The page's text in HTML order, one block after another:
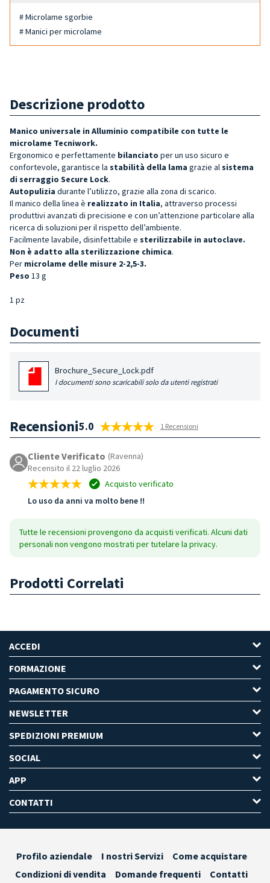
# Microlame sgorbie
# Manici per microlame
Descrizione prodotto
Manico universale in Alluminio compatibile con tutte le
microlame Tecniwork.
Ergonomico e perfettamente bilanciato per un uso sicuro e
confortevole, garantisce la stabilità della lama grazie al sistema
di serraggio Secure Lock.
Autopulizia durante l’utilizzo, grazie alla zona di scarico.
Il manico della linea è realizzato in Italia, attraverso processi
produttivi avanzati di precisione e con un’attenzione particolare alla
ricerca di soluzioni per il rispetto dell’ambiente.
Facilmente lavabile, disinfettabile e sterilizzabile in autoclave.
Non è adatto alla sterilizzazione chimica.
Per microlame delle misure 2-2,5-3.
Peso 13 g
1 pz
Documenti
Brochure_Secure_Lock.pdf
I documenti sono scaricabili solo da utenti registrati
Recensioni5.0 1 Recensioni
Cliente Verificato (Ravenna)
Recensito il 22 luglio 2026
Acquisto verificato
Lo uso da anni va molto bene !!
Tutte le recensioni provengono da acquisti verificati. Alcuni dati
personali non vengono mostrati per tutelare la privacy.
Prodotti Correlati
ACCEDI
FORMAZIONE
PAGAMENTO SICURO
NEWSLETTER
SPEDIZIONI PREMIUM
SOCIAL
APP
CONTATTI
Profilo aziendale I nostri Servizi
Come acquistare
Condizioni di vendita
Domande frequenti Contatti